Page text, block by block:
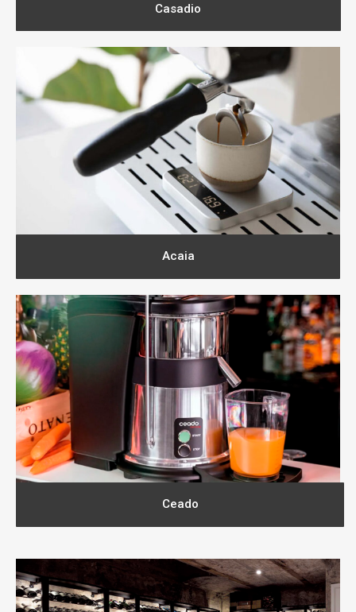
Casadio
Acaia
Ceado